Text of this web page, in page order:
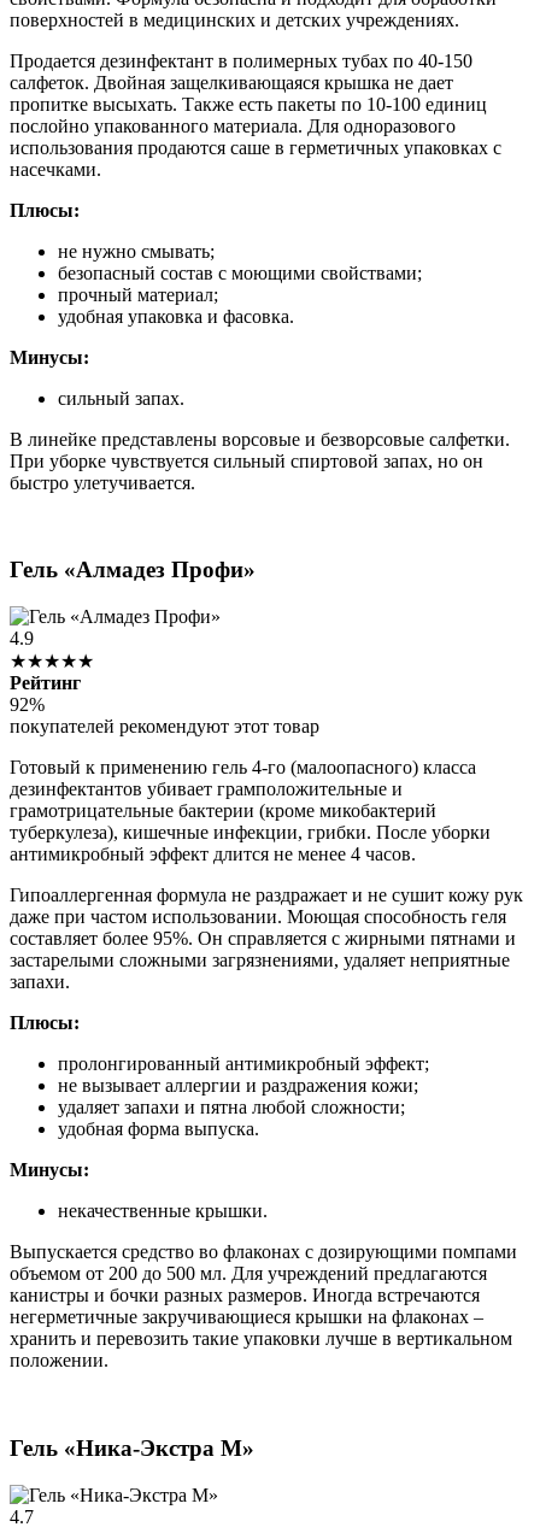
поверхностей в медицинских и детских учреждениях.
Продается дезинфектант в полимерных тубах по 40-150
салфеток. Двойная защелкивающаяся крышка не дает
пропитке высыхать. Также есть пакеты по 10-100 единиц
послойно упакованного материала. Для одноразового
использования продаются саше в герметичных упаковках с
насечками.
Плюсы:
не нужно смывать;
безопасный состав с моющими свойствами;
прочный материал;
удобная упаковка и фасовка.
Минусы:
сильный запах.
В линейке представлены ворсовые и безворсовые салфетки.
При уборке чувствуется сильный спиртовой запах, но он
быстро улетучивается.
Гель «Алмадез Профи»
4.9
★★★★★
Рейтинг
92%
покупателей рекомендуют этот товар
Готовый к применению гель 4-го (малоопасного) класса
дезинфектантов убивает грамположительные и
грамотрицательные бактерии (кроме микобактерий
туберкулеза), кишечные инфекции, грибки. После уборки
антимикробный эффект длится не менее 4 часов.
Гипоаллергенная формула не раздражает и не сушит кожу рук
даже при частом использовании. Моющая способность геля
составляет более 95%. Он справляется с жирными пятнами и
застарелыми сложными загрязнениями, удаляет неприятные
запахи.
Плюсы:
пролонгированный антимикробный эффект;
не вызывает аллергии и раздражения кожи;
удаляет запахи и пятна любой сложности;
удобная форма выпуска.
Минусы:
некачественные крышки.
Выпускается средство во флаконах с дозирующими помпами
объемом от 200 до 500 мл. Для учреждений предлагаются
канистры и бочки разных размеров. Иногда встречаются
негерметичные закручивающиеся крышки на флаконах –
хранить и перевозить такие упаковки лучше в вертикальном
положении.
Гель «Ника-Экстра М»
4.7